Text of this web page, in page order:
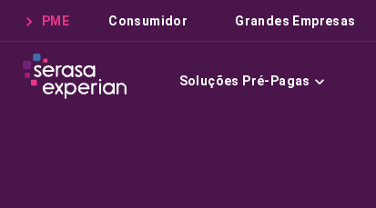
PME Consumidor Grandes Empresas
Soluções Pré-Pagas